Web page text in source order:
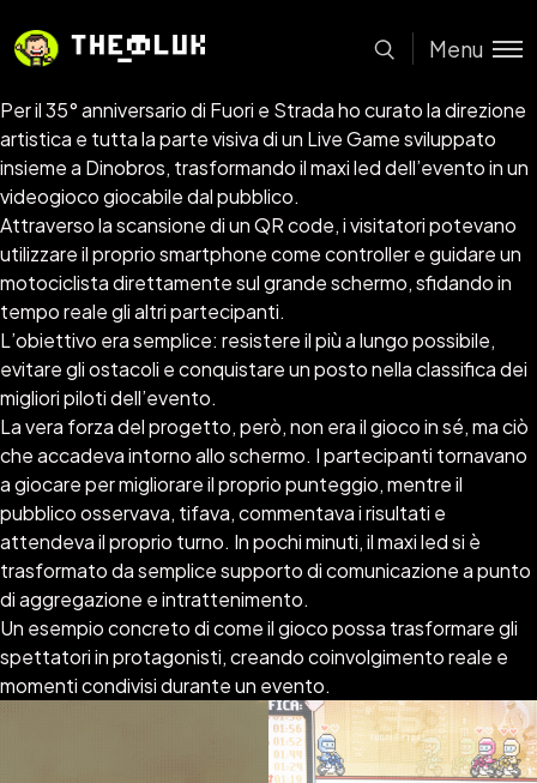
Menu
Per il 35° anniversario di Fuori e Strada ho curato la direzione
artistica e tutta la parte visiva di un Live Game sviluppato
insieme a Dinobros, trasformando il maxi led dell’evento in un
videogioco giocabile dal pubblico.
Attraverso la scansione di un QR code, i visitatori potevano
utilizzare il proprio smartphone come controller e guidare un
motociclista direttamente sul grande schermo, sfidando in
tempo reale gli altri partecipanti.
L’obiettivo era semplice: resistere il più a lungo possibile,
evitare gli ostacoli e conquistare un posto nella classifica dei
migliori piloti dell’evento.
La vera forza del progetto, però, non era il gioco in sé, ma ciò
che accadeva intorno allo schermo. I partecipanti tornavano
a giocare per migliorare il proprio punteggio, mentre il
pubblico osservava, tifava, commentava i risultati e
attendeva il proprio turno. In pochi minuti, il maxi led si è
trasformato da semplice supporto di comunicazione a punto
di aggregazione e intrattenimento.
Un esempio concreto di come il gioco possa trasformare gli
spettatori in protagonisti, creando coinvolgimento reale e
momenti condivisi durante un evento.